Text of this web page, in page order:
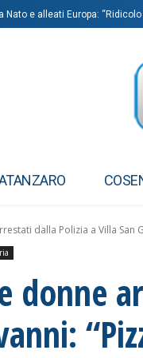
Nato e alleati Europa:
dalla Polizia a Villa San
donne